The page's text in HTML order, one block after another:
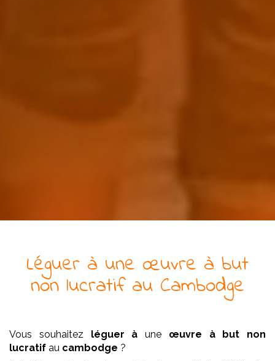
Léguer à une œuvre à but
non lucratifau Cambodge
Vous souhaitez léguer à une œuvre
à but non
lucratif au cambodge ?